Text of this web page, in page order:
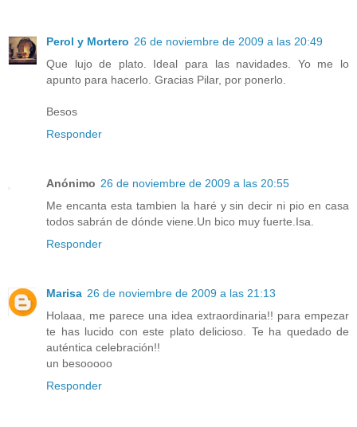
Perol y Mortero 26 de noviembre de 2009 a las 20:49
Que lujo de plato. Ideal para las navidades. Yo me lo
apunto para hacerlo. Gracias Pilar, por ponerlo.
Besos
Responder
Anónimo 26 de noviembre de 2009 a las 20:55
Me encanta esta tambien la haré y sin decir ni pio en casa
todos sabrán de dónde viene.Un bico muy fuerte.Isa.
Responder
Marisa 26 de noviembre de 2009 a las 21:13
Holaaa, me parece una idea extraordinaria!! para empezar
te has lucido con este plato delicioso. Te ha quedado de
auténtica celebración!!
un besooooo
Responder